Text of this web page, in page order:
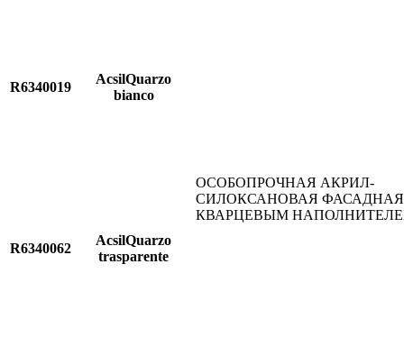
ОСОБОПРОЧНАЯ АКРИЛ-
СИЛОКСАНОВАЯ ФАСАДНАЯ
КВАРЦЕВЫМ
R6340019
AcsilQuarzo
bianco
R6340062
AcsilQuarzo
trasparente